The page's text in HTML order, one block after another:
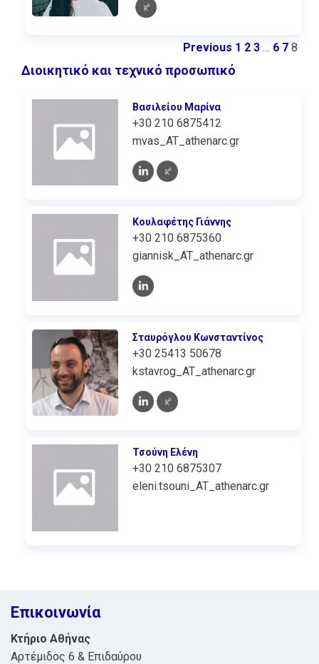
Previous 1 2 3 … 6 7 8
Διοικητικό και τεχνικό προσωπικό
Βασιλείου Μαρίνα
+30 210 6875412
mvas_AT_athenarc.gr
Κουλαφέτης Γιάννης
+30 210 6875360
giannisk_AT_athenarc.gr
Σταυρόγλου Κωνσταντίνος
+30 25413 50678
kstavrog_AT_athenarc.gr
Τσούνη Ελένη
+30 210 6875307
eleni.tsouni_AT_athenarc.gr
Επικοινωνία
Κτήριο Αθήνας
Αρτέμιδος 6 & Επιδαύρου